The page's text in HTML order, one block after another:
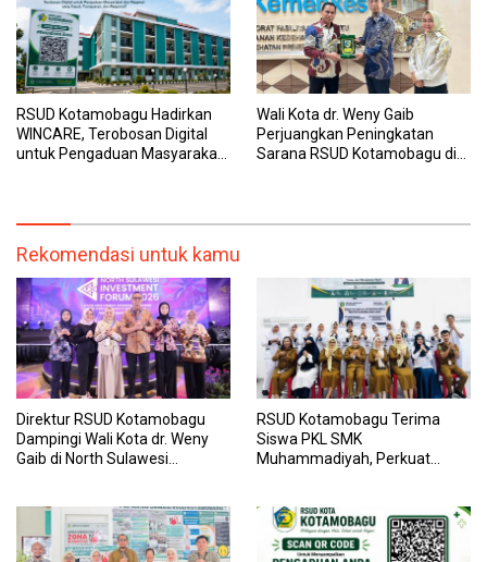
RSUD Kotamobagu Hadirkan
WINCARE, Terobosan Digital
untuk Pengaduan Masyarakat
Wali Kota dr. Weny Gaib
Perjuangkan Peningkatan
Sarana RSUD Kotamobagu di
Rekomendasi untuk kamu
Direktur RSUD Kotamobagu
Dampingi Wali Kota dr. Weny
Gaib di North Sulawesi
RSUD Kotamobagu Terima
Siswa PKL SMK
Muhammadiyah, Perkuat